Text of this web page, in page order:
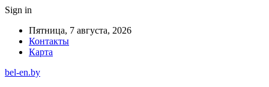
Sign in
Пятница, 7 августа, 2026
Контакты
Карта
bel-en.by